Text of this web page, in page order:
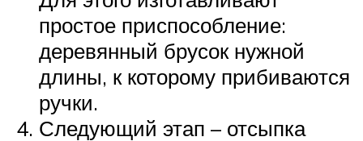
простое приспособление:
деревянный брусок нужной
длины, к которому прибиваются
ручки.
Следующий этап – отсыпка